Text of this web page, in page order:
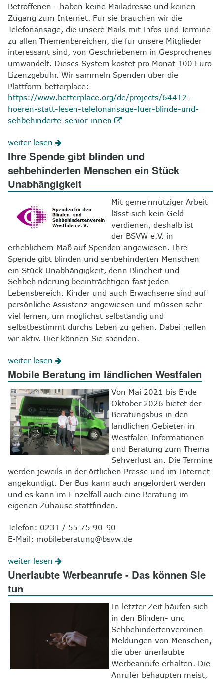
Betroffenen - haben keine Mailadresse und keinen
Zugang zum Internet. Für sie brauchen wir die
Telefonansage, die unsere Mails mit Infos und Termine
zu allen Themenbereichen, die für unsere Mitglieder
interessant sind, von Geschriebenem in Gesprochenes
umwandelt. Dieses System kostet pro Monat 100 Euro
Lizenzgebühr. Wir sammeln Spenden über die
Plattform betterplace:
https://www.betterplace.org/de/projects/64412-
hoeren-statt-lesen-telefonansage-fuer-blinde-und-
sehbehinderte-senior-innen
weiter lesen
Ihre Spende gibt blinden und
sehbehinderten Menschen ein Stück
Unabhängigkeit
Mit gemeinnütziger Arbeit
lässt sich kein Geld
verdienen, deshalb ist
der BSVW e.V. in
erheblichem Maß auf Spenden angewiesen. Ihre
Spende gibt blinden und sehbehinderten Menschen
ein Stück Unabhängigkeit, denn Blindheit und
Sehbehinderung beeinträchtigen fast jeden
Lebensbereich. Kinder und auch Erwachsene sind auf
persönliche Assistenz angewiesen und müssen sehr
viel lernen, um möglichst selbständig und
selbstbestimmt durchs Leben zu gehen. Dabei helfen
wir aktiv. Hier können Sie spenden.
weiter lesen
Mobile Beratung im ländlichen Westfalen
Von Mai 2021 bis Ende
Oktober 2026 bietet der
Beratungsbus in den
ländlichen Gebieten in
Westfalen Informationen
und Beratung zum Thema
Sehverlust an. Die Termine
werden jeweils in der örtlichen Presse und im Internet
angekündigt. Der Bus kann auch angefordert werden
und es kann im Einzelfall auch eine Beratung im
eigenen Zuhause stattfinden.
Telefon: 0231 / 55 75 90-90
E-Mail: mobileberatung@bsvw.de
weiter lesen
Unerlaubte Werbeanrufe - Das können Sie
tun
In letzter Zeit häufen sich
in den Blinden- und
Sehbehindertenvereinen
Meldungen von Menschen,
die über unerlaubte
Werbeanrufe erhalten. Die
Anrufer behaupten meist,